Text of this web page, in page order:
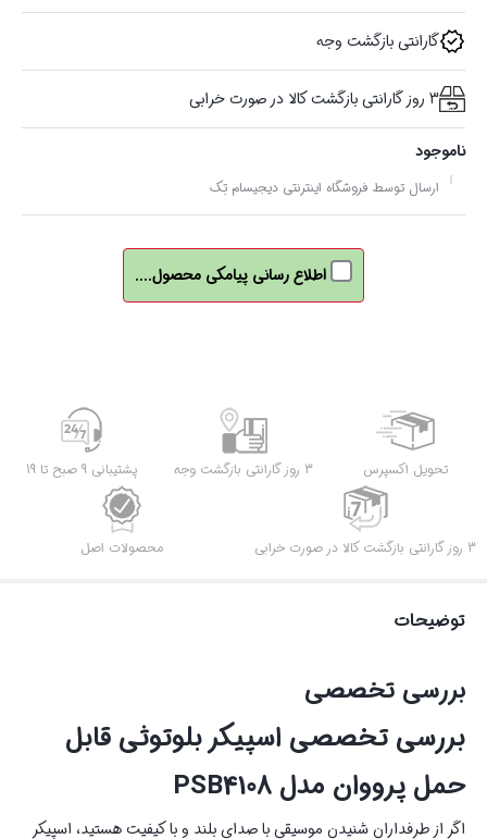
گارانتی بازگشت وجه
3 روز گارانتی بازگشت کالا در صورت خرابی
ناموجود
ارسال توسط فروشگاه اینترنتی دیجیسام تِک
اطلاع رسانی پیامکی محصول....
تحویل اکسپرس 3 روز گارانتی بازگشت وجه پشتیبانی 9 صبح تا 19
3 روز گارانتی بازگشت کالا در صورت خرابی محصولات اصل
توضیحات
بررسی تخصصی
بررسی تخصصی اسپیکر بلوتوثی قابل
حمل پرووان مدل PSB4108
اگر از طرفداران شنیدن موسیقی با صدای بلند و با کیفیت هستید، اسپیکر